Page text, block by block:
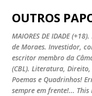
Pular
OUTROS
MAIORES DE IDADE
de Moraes. Investidor,
escritor membro da
(CBL). Literatura,
Poemas e Quadrinhos!
sempre em frente!...